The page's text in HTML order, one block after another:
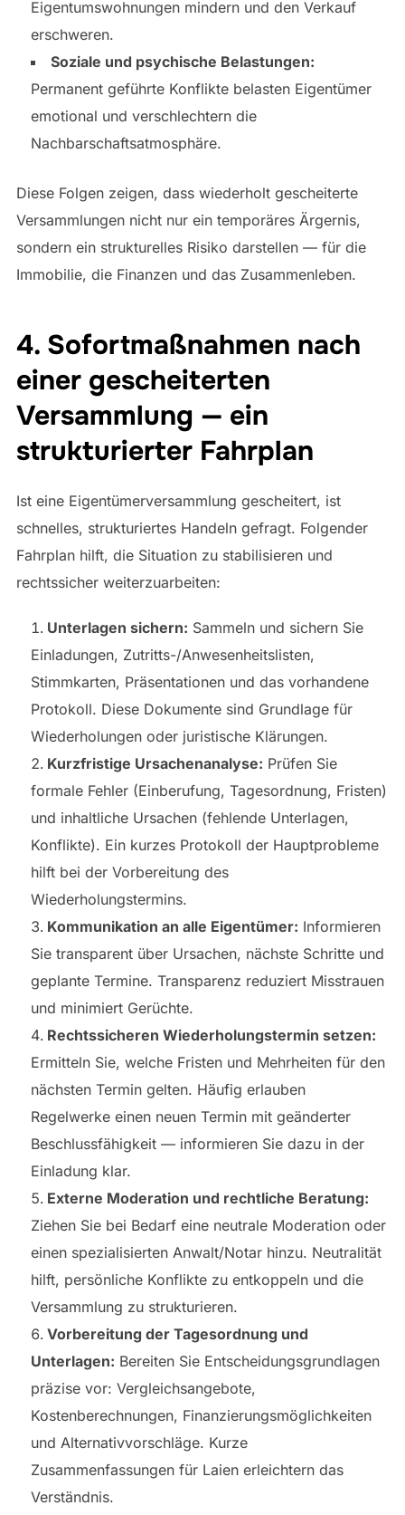
Eigentumswohnungen mindern und den Verkauf
erschweren.
Soziale und psychische Belastungen:
Permanent geführte Konflikte belasten Eigentümer
emotional und verschlechtern die
Nachbarschaftsatmosphäre.
Diese Folgen zeigen, dass wiederholt gescheiterte
Versammlungen nicht nur ein temporäres Ärgernis,
sondern ein strukturelles Risiko darstellen — für die
Immobilie, die Finanzen und das Zusammenleben.
4. Sofortmaßnahmen nach
einer gescheiterten
Versammlung — ein
strukturierter Fahrplan
Ist eine Eigentümerversammlung gescheitert, ist
schnelles, strukturiertes Handeln gefragt. Folgender
Fahrplan hilft, die Situation zu stabilisieren und
rechtssicher weiterzuarbeiten:
Unterlagen sichern: Sammeln und sichern Sie
Einladungen, Zutritts-/Anwesenheitslisten,
Stimmkarten, Präsentationen und das vorhandene
Protokoll. Diese Dokumente sind Grundlage für
Wiederholungen oder juristische Klärungen.
Kurzfristige Ursachenanalyse: Prüfen Sie
formale Fehler (Einberufung, Tagesordnung, Fristen)
und inhaltliche Ursachen (fehlende Unterlagen,
Konflikte). Ein kurzes Protokoll der Hauptprobleme
hilft bei der Vorbereitung des
Wiederholungstermins.
Kommunikation an alle Eigentümer: Informieren
Sie transparent über Ursachen, nächste Schritte und
geplante Termine. Transparenz reduziert Misstrauen
und minimiert Gerüchte.
Rechtssicheren Wiederholungstermin setzen:
Ermitteln Sie, welche Fristen und Mehrheiten für den
nächsten Termin gelten. Häufig erlauben
Regelwerke einen neuen Termin mit geänderter
Beschlussfähigkeit — informieren Sie dazu in der
Einladung klar.
Externe Moderation und rechtliche Beratung:
Ziehen Sie bei Bedarf eine neutrale Moderation oder
einen spezialisierten Anwalt/Notar hinzu. Neutralität
hilft, persönliche Konflikte zu entkoppeln und die
Versammlung zu strukturieren.
Vorbereitung der Tagesordnung und
Unterlagen: Bereiten Sie Entscheidungsgrundlagen
präzise vor: Vergleichsangebote,
Kostenberechnungen, Finanzierungsmöglichkeiten
und Alternativvorschläge. Kurze
Zusammenfassungen für Laien erleichtern das
Verständnis.